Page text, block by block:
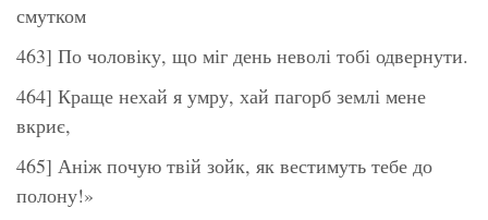
смутком
463] По чоловіку, що міг день неволі тобі одвернути.
464] Краще нехай я умру, хай пагорб землі мене
вкриє,
465] Аніж почую твій зойк, як вестимуть тебе до
полону!»